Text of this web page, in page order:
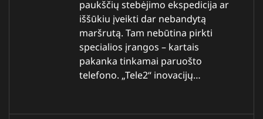
paukščių stebėjimo ekspedicija ar
iššūkiu įveikti dar nebandytą
maršrutą. Tam nebūtina pirkti
specialios įrangos – kartais
pakanka tinkamai paruošto
telefono. „Tele2“ inovacijų…